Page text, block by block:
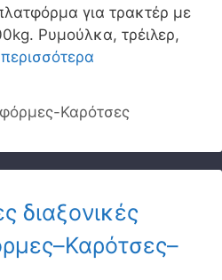
για τρακτέρ με
Ρυμούλκα, τρέιλερ,
Καρότσες
διαξονικές